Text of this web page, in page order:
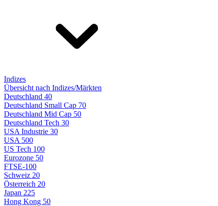
Indizes
Übersicht nach Indizes/Märkten
Deutschland 40
Deutschland Small Cap 70
Deutschland Mid Cap 50
Deutschland Tech 30
USA Industrie 30
USA 500
US Tech 100
Eurozone 50
FTSE-100
Schweiz 20
Österreich 20
Japan 225
Hong Kong 50